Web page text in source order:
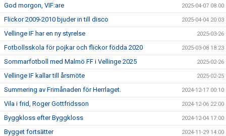
God morgon, VIF:are 2025-04-07 08:00
Flickor 2009-2010 bjuder in till disco 2025-04-04 20:03
Vellinge IF har en ny styrelse 2025-03-26
Fotbollsskola för pojkar och flickor födda 2020 2025-03-08 18:23
Sommarfotboll med Malmö FF i Vellinge 2025 2025-02-26
Vellinge IF kallar till årsmöte 2025-02-25
Summering av Frimånaden för Herrlaget. 2024-12-17 00:10
Vila i frid, Roger Gottfridsson 2024-12-06 22:00
Byggkloss efter Byggkloss 2024-12-04 17:00
Bygget fortsätter 2024-11-29 14:00